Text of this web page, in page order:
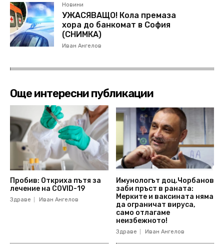
Новини
УЖАСЯВАЩО! Кола премаза
хора до банкомат в София
(СНИМКА)
Иван Ангелов
Още интересни публикации
Пробив: Откриха пътя за
лечение на COVID-19
Здраве Иван Ангелов
Имунологът доц.Чорбанов
заби пръст в раната:
Мерките и ваксината няма
да ограничат вируса,
само отлагаме
неизбежното!
Здраве Иван Ангелов